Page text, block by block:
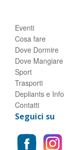
Eventi
Cosa fare
Dove Dormire
Dove Mangiare
Sport
Trasporti
Depliants e Info
Contatti
Seguici su